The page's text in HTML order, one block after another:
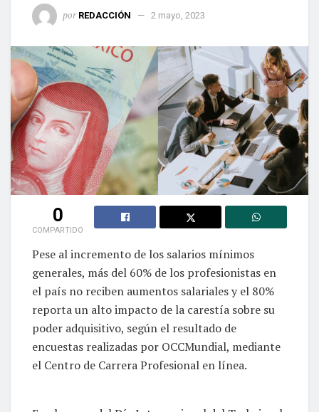
por REDACCIÓN 2 mayo, 2023
0
COMPARTIDO
Pese al incremento de los salarios mínimos
generales, más del 60% de los profesionistas en
el país no reciben aumentos salariales y el 80%
reporta un alto impacto de la carestía sobre su
poder adquisitivo, según el resultado de
encuestas realizadas por OCCMundial, mediante
el Centro de Carrera Profesional en línea.